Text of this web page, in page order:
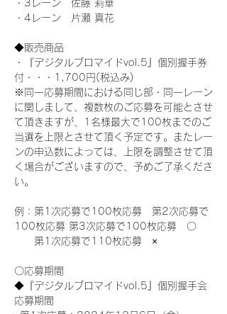
・3レーン　佐藤 莉華
・4レーン　片瀬 真花
◆販売商品
・『デジタルブロマイドvol.5』個別握手券
付・・・1,700円(税込み)
※同一応募期間における同じ部・同一レーン
に関しまして、複数枚のご応募を可能とさせ
て頂きますが、1名様最大で100枚までのご
当選を上限とさせて頂く予定です。またレー
ンの申込数によっては、上限を調整させて頂
く場合がございますので、予めご了承くださ
い。
例：第1次応募で100枚応募　第2次応募で
100枚応募 第3次応募で100枚応募　〇
第1次応募で110枚応募　×
〇応募期間
◆『デジタルブロマイドvol.5』個別握手会
応募期間